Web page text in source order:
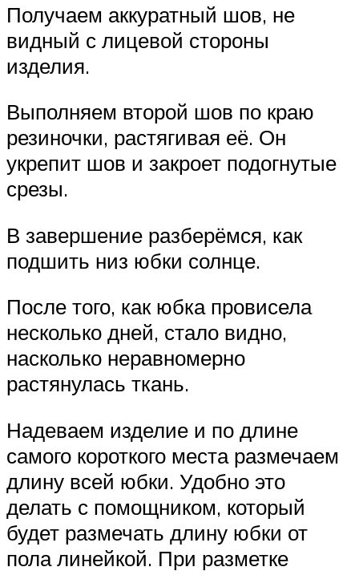
Получаем аккуратный шов, не
видный с лицевой стороны
изделия.
Выполняем второй шов по краю
резиночки, растягивая её. Он
укрепит шов и закроет подогнутые
срезы.
В завершение разберёмся, как
подшить низ юбки солнце.
После того, как юбка провисела
несколько дней, стало видно,
насколько неравномерно
растянулась ткань.
Надеваем изделие и по длине
самого короткого места размечаем
длину всей юбки. Удобно это
делать с помощником, который
будет размечать длину юбки от
пола линейкой. При разметке